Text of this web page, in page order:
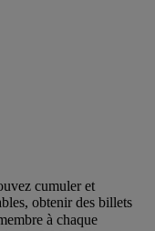
cumuler et
obtenir des billets
à chaque